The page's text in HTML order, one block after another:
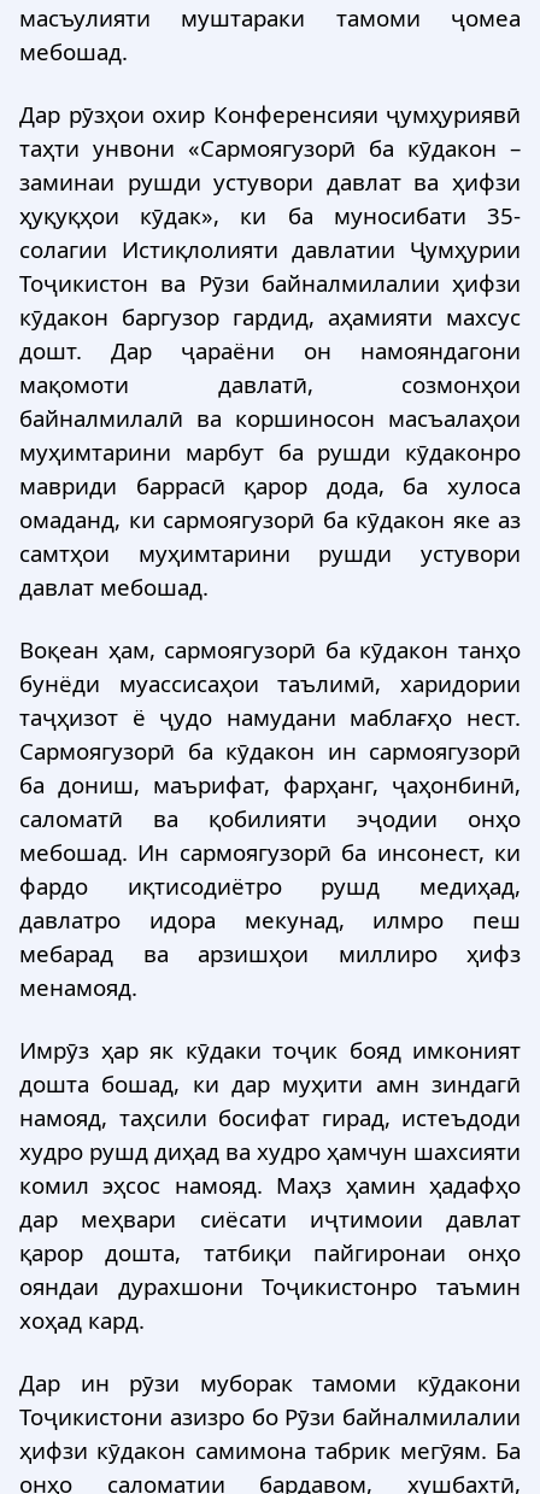
масъулияти муштараки тамоми ҷомеа
мебошад.
Дар рӯзҳои охир Конференсияи ҷумҳуриявӣ
таҳти унвони «Сармоягузорӣ ба кӯдакон –
заминаи рушди устувори давлат ва ҳифзи
ҳуқуқҳои кӯдак», ки ба муносибати 35-
солагии Истиқлолияти давлатии Ҷумҳурии
Тоҷикистон ва Рӯзи байналмилалии ҳифзи
кӯдакон баргузор гардид, аҳамияти махсус
дошт. Дар ҷараёни он намояндагони
мақомоти давлатӣ, созмонҳои
байналмилалӣ ва коршиносон масъалаҳои
муҳимтарини марбут ба рушди кӯдаконро
мавриди баррасӣ қарор дода, ба хулоса
омаданд, ки сармоягузорӣ ба кӯдакон яке аз
самтҳои муҳимтарини рушди устувори
давлат мебошад.
Воқеан ҳам, сармоягузорӣ ба кӯдакон танҳо
бунёди муассисаҳои таълимӣ, харидории
таҷҳизот ё ҷудо намудани маблағҳо нест.
Сармоягузорӣ ба кӯдакон ин сармоягузорӣ
ба дониш, маърифат, фарҳанг, ҷаҳонбинӣ,
саломатӣ ва қобилияти эҷодии онҳо
мебошад. Ин сармоягузорӣ ба инсонест, ки
фардо иқтисодиётро рушд медиҳад,
давлатро идора мекунад, илмро пеш
мебарад ва арзишҳои миллиро ҳифз
менамояд.
Имрӯз ҳар як кӯдаки тоҷик бояд имконият
дошта бошад, ки дар муҳити амн зиндагӣ
намояд, таҳсили босифат гирад, истеъдоди
худро рушд диҳад ва худро ҳамчун шахсияти
комил эҳсос намояд. Маҳз ҳамин ҳадафҳо
дар меҳвари сиёсати иҷтимоии давлат
қарор дошта, татбиқи пайгиронаи онҳо
ояндаи дурахшони Тоҷикистонро таъмин
хоҳад кард.
Дар ин рӯзи муборак тамоми кӯдакони
Тоҷикистони азизро бо Рӯзи байналмилалии
ҳифзи кӯдакон самимона табрик мегӯям. Ба
онҳо саломатии бардавом, хушбахтӣ,